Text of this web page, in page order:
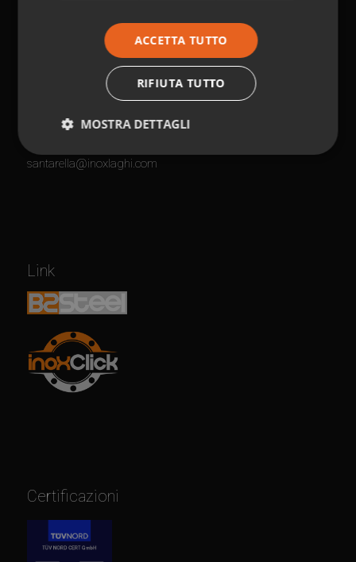
Via D. Carabelli, 12
21012 Cassano Magnago VA Italy
santarella@inoxlaghi.com
Link
Certificazioni
ACCETTA TUTTO
RIFIUTA TUTTO
MOSTRA DETTAGLI